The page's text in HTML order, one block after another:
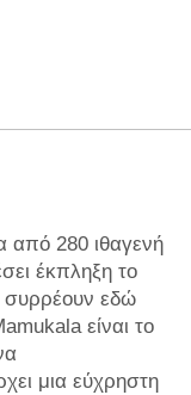
από 280 ιθαγενή
έκπληξη το
συρρέουν εδώ
είναι το
μια εύχρηστη